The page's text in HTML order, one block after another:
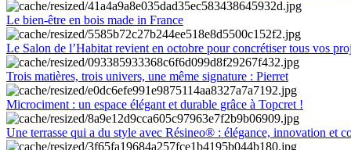
Le bien-être en bois made in France
Le Salon de l’Habitat revient en octobre pour concrétiser tous vos
Trois matières, trois univers, une même signature : Pierret
Microciment : un espace élégant et durable grâce à Topcret !
Une terrasse qui a du style avec Résineo® : élégance, innovation et